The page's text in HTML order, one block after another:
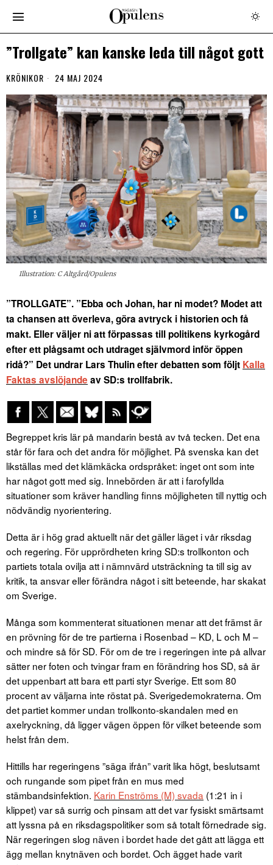
”Trollgate” kan kanske leda till något gott
KRÖNIKOR 24 MAJ 2024
Illustration: C Altgård/Opulens
”TROLLGATE”. ”Ebba och Johan, har ni modet? Modet att
ta chansen att överleva, göra avtryck i historien och få
makt. Eller väljer ni att förpassas till politikens kyrkogård
efter ett plågsamt och utdraget självmord inför öppen
ridå?” Det undrar Lars Thulin efter debatten som följt Kalla
Faktas avslöjande av SD:s trollfabrik.
Begreppet kris lär på mandarin bestå av två tecken. Det ena
står för fara och det andra för möjlighet. På svenska kan det
likställas med det klämkäcka ordspråket: inget ont som inte
har något gott med sig. Innebörden är att i farofyllda
situationer som kräver handling finns möjligheten till nyttig och
nödvändig nyorientering.
Detta är i hög grad aktuellt när det gäller läget i vår riksdag
och regering. För upprördheten kring SD:s trollkonton och
partiets totala ovilja att i nämnvärd utsträckning ta till sig av
kritik, ta ansvar eller förändra något i sitt beteende, har skakat
om Sverige.
Många som kommenterat situationen menar att det främst är
en prövning för de tre partierna i Rosenbad – KD, L och M –
och mindre så för SD. För om de tre i regeringen inte på allvar
sätter ner foten och tvingar fram en förändring hos SD, så är
det uppenbart att bara ett parti styr Sverige. Ett som 80
procent av väljarna inte röstat på. Sverigedemokraterna. Om
det partiet kommer undan trollkonto-skandalen med en
axelryckning, då ligger vägen öppen för vilket beteende som
helst från dem.
Hittills har regeringens ”säga ifrån” varit lika högt, beslutsamt
och rungande som pipet från en mus med
stämbandsinfektion. Karin Enströms (M) svada (1:21 in i
klippet) var så surrig och pinsam att det var fysiskt smärtsamt
att lyssna på en riksdagspolitiker som så totalt förnedrade sig.
När regeringen slog näven i bordet hade det gått att lägga ett
ägg mellan knytnäven och bordet. Och ägget hade varit